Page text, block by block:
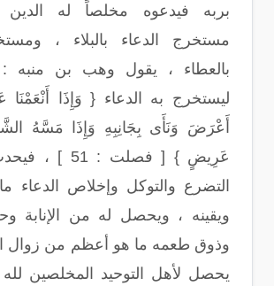
بربه فيدعوه مخلصاً له
مستخرج الدعاء بالبلاء ،
بالعطاء ، يقول وهب بن منبه :
ليستخرج به الدعاء { وَإِذَا أَنْعَمْنَا
أَعْرَضَ وَنَأَى بِجَانِبِهِ وَإِذَا مَسَّهُ
عَرِيضٍ } [ فصلت :
التضرع والتوكل وإخلاص الدعاء ما
ويقينه ، ويحصل له من الإنابة
وذوق طعمه ما هو أعظم من زوال
يحصل لأهل التوحيد المخلصين لله